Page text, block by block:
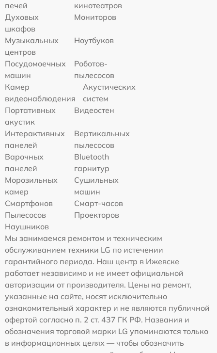
печей
кинотеатров
Духовых
шкафов
Мониторов
Музыкальных
центров
Ноутбуков
Посудомоечных
машин
Роботов-
пылесосов
Камер
видеонаблюдения
Акустических
систем
Портативных
акустик
Видеостен
Интерактивных
панелей
Вертикальных
пылесосов
Варочных
панелей
Bluetooth
гарнитур
Морозильных
камер
Сушильных
машин
Смартфонов
Смарт-часов
Пылесосов
Проекторов
Наушников
Мы занимаемся ремонтом и техническим
обслуживанием техники LG по истечении
гарантийного периода. Наш центр в Ижевске
работает независимо и не имеет официальной
авторизации от производителя. Цены на ремонт,
указанные на сайте, носят исключительно
ознакомительный характер и не являются публичной
офертой согласно п. 2 ст. 437 ГК РФ. Названия и
обозначения торговой марки LG упоминаются только
в информационных целях — чтобы обозначить